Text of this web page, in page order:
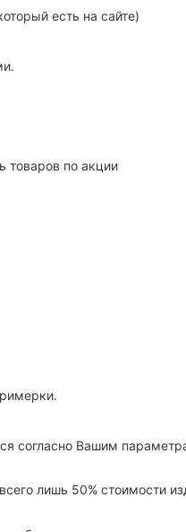
есть на сайте)
товаров по акции
Вашим
лишь 50% стоимости